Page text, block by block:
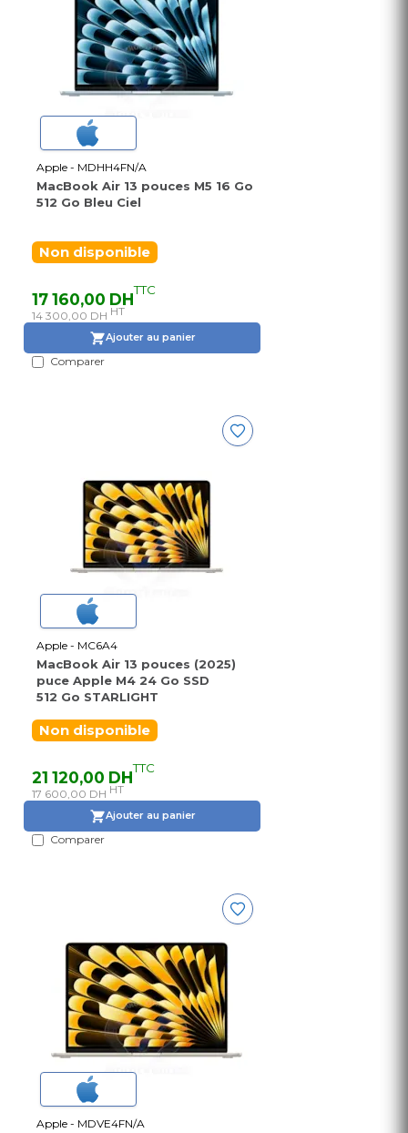
Apple - MDHH4FN/A
MacBook Air 13 pouces M5 16 Go
512 Go Bleu Ciel
Non disponible
17 160,00 DHTTC
14 300,00 DH HT
Ajouter au panier
Comparer
Apple - MC6A4
MacBook Air 13 pouces (2025)
puce Apple M4 24 Go SSD
512 Go STARLIGHT
Non disponible
21 120,00 DHTTC
17 600,00 DH HT
Ajouter au panier
Comparer
Apple - MDVE4FN/A